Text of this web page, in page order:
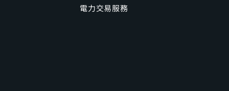
電力交易服務